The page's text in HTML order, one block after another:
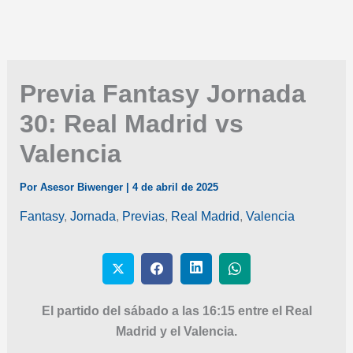
Previa Fantasy Jornada
30: Real Madrid vs
Valencia
Por Asesor Biwenger 4 de abril de 2025
Fantasy, Jornada, Previas, Real Madrid, Valencia
El partido del sábado a las 16:15 entre el Real
Madrid y el Valencia.